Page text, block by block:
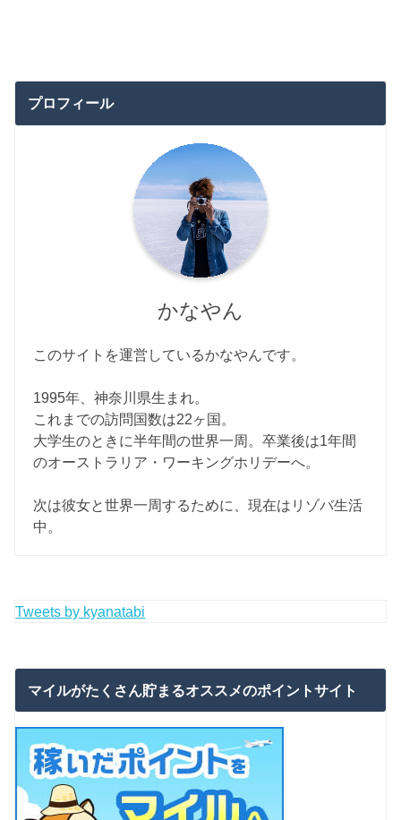
プロフィール
かなやん
このサイトを運営しているかなやんです。
1995年、神奈川県生まれ。
これまでの訪問国数は22ヶ国。
大学生のときに半年間の世界一周。卒業後は1年間
のオーストラリア・ワーキングホリデーへ。
次は彼女と世界一周するために、現在はリゾバ生活
中。
Tweets by kyanatabi
マイルがたくさん貯まるオススメのポイントサイト